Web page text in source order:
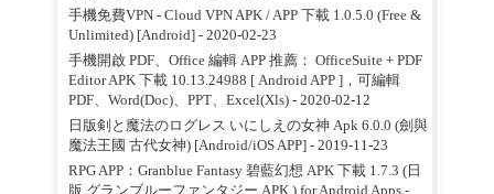
手機免費VPN - Cloud VPN APK / APP 下載 1.0.5.0 (Free &
Unlimited) [Android]- 2020-02-23
手機開啟 PDF、Office 編輯 APP 推薦： OfficeSuite + PDF
Editor APK 下載 10.13.24988 [ Android APP ]，可編輯
PDF、Word(Doc)、PPT、Excel(Xls)- 2020-02-12
日版剣と魔法のログレス いにしえの女神 Apk 6.0.0 (劍與
魔法王國 古代女神) [Android/iOS APP]- 2019-11-23
RPG APP：Granblue Fantasy 碧藍幻想 APK 下載 1.7.3 (日
版 グランブルーファンタジー APK ) for Android Apps -